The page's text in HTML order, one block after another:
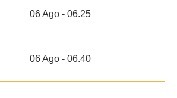
06 Ago - 06.25
06 Ago - 06.40